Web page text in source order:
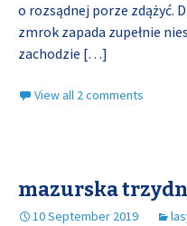
o rozsądnej porze zdążyć.
zmrok zapada zupełnie
zachodzie […]
View all 2 comments
mazurska
10 September 2019